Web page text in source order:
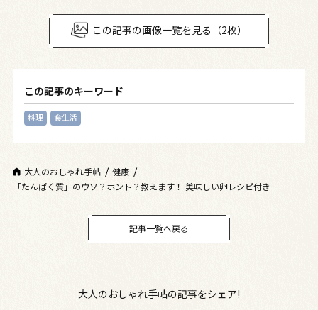
この記事の画像一覧を見る（2枚）
この記事のキーワード
料理 食生活
大人のおしゃれ手帖
健康
「たんぱく質」のウソ？ホント？教えます！ 美味しい卵レシピ付き
記事一覧へ戻る
大人のおしゃれ手帖の記事をシェア!